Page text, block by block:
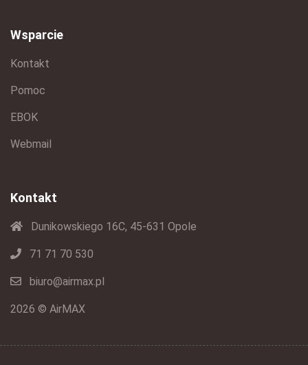
Wsparcie
Kontakt
Pomoc
EBOK
Webmail
Kontakt
Dunikowskiego 16C, 45-631 Opole
71 71 70 530
biuro@airmax.pl
2026 © AirMAX